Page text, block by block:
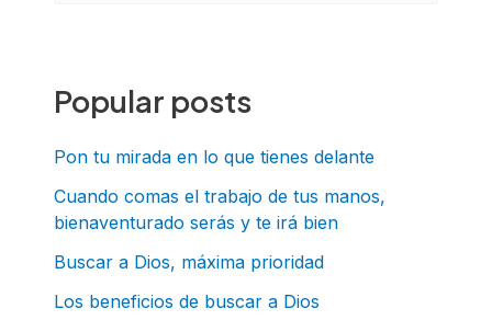
c
r
p
o
r
:
Popular posts
Pon tu mirada en lo que tienes delante
Cuando comas el trabajo de tus manos,
bienaventurado serás y te irá bien
Buscar a Dios, máxima prioridad
Los beneficios de buscar a Dios